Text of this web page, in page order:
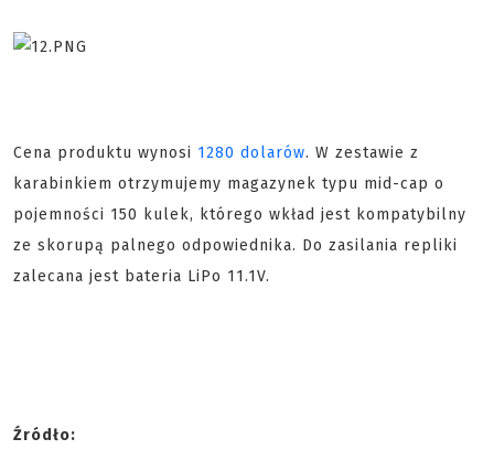
Cena produktu wynosi 1280 dolarów. W zestawie z
karabinkiem otrzymujemy magazynek typu mid-cap o
pojemności 150 kulek, którego wkład jest kompatybilny
ze skorupą palnego odpowiednika. Do zasilania repliki
zalecana jest bateria LiPo 11.1V.
Źródło: